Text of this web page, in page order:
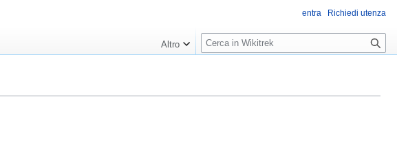
entra Richiedi utenza
Altro
R
i
r